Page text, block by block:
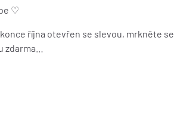
♡
října otevřen se slevou, mrkněte se.